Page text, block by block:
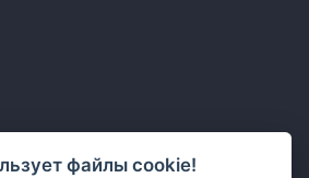
файлы cookie!